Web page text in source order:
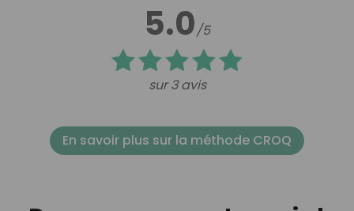
5.0/5
sur 3 avis
En savoir plus sur la méthode CROQ